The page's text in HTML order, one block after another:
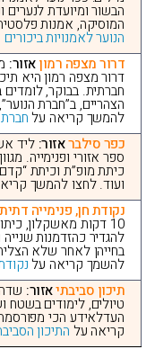
הבשור ומיועדת לנערים
המוסיקה, אמנות
הנוער לאמנויות ביכורים
דרור מצפה רמוןאזור:
דרור מצפה רמון היא
חברתית. בבוקר, לומדים
הצהריים, ב”חברת
להמשך קריאה על
כפר סילבראזור: ליד
ספר אזורי ופנימייה.
כיתת מופ”ת וכיתת
ועוד. לחצו להמשך
נקודת חן, פנימייה
10 דקות מאשקלון,
להגדיר כהזדמנות
בחייהן לאחר שלא
להשמך קריאה על
תיכון סביבתיאזור:
טיולים, לימודים בשטח
העדלאידע הכי
קריאה על התיכון